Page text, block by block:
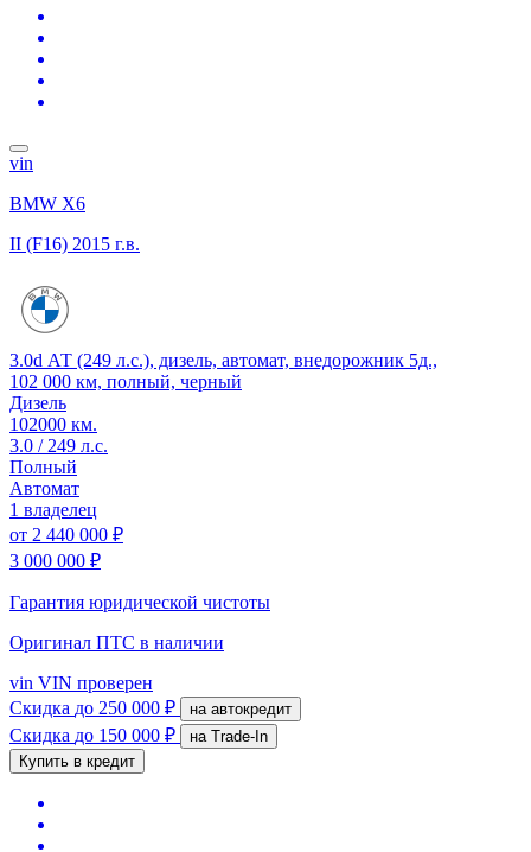
vin
BMW X6
II (F16) 2015 г.в.
3.0d АТ (249 л.с.), дизель, автомат, внедорожник 5д.,
102 000 км, полный, черный
Дизель
102000 км.
3.0 / 249 л.с.
Полный
Автомат
1 владелец
от 2 440 000 ₽
3 000 000 ₽
Гарантия юридической чистоты
Оригинал ПТС в наличии
vin VIN проверен
Скидка до 250 000 ₽ на автокредит
Скидка до 150 000 ₽
на Trade-In
Купить в кредит